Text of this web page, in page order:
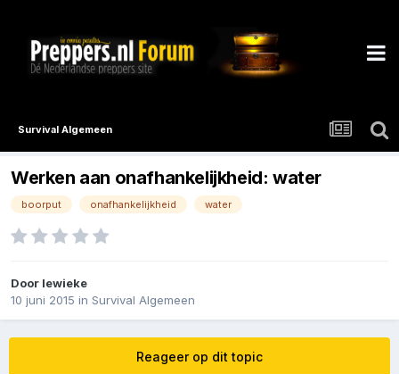
Survival Algemeen
Werken aan onafhankelijkheid: water
boorput onafhankelijkheid water
Door lewieke
10 juni 2015 in Survival Algemeen
Reageer op dit topic